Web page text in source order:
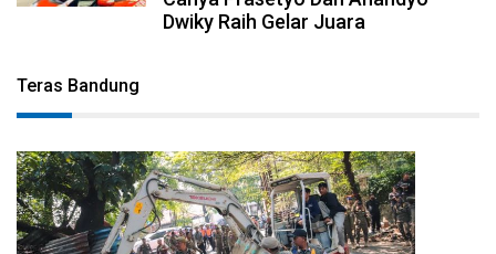
Dwiky Raih Gelar Juara
Teras Bandung